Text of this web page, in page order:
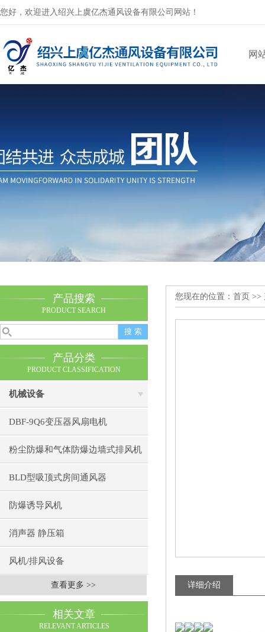
您好，欢迎进入绍兴上虞亿杰通风设备有限公司网站！
网
产品搜索
PRODUCT SEARCH
产品分类
PRODUCT CLASSIFICATION
机械设备
DBF-9Q6变压器风扇电机
粉尘防爆和气体防爆边墙式排风机
BLD型吸顶式房间通风器
防爆诱导风机
消声器 静压箱
风机/排风设备
查看更多 >>
相关文章
RELEVANT ARTICLES
您现在的位置： 首页 >>
详细介绍